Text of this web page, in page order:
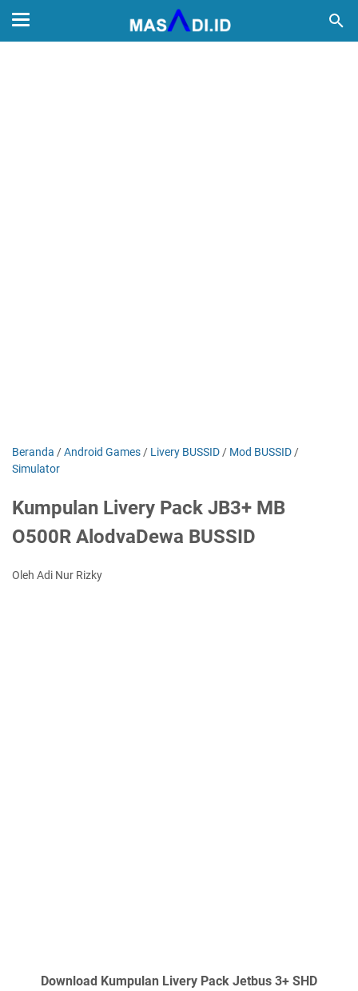
Beranda /Android Games / Livery BUSSID / Mod BUSSID /
Simulator
Kumpulan Livery Pack JB3+ MB
O500R AlodvaDewa BUSSID
Oleh Adi Nur Rizky
Download Kumpulan Livery Pack Jetbus 3+ SHD